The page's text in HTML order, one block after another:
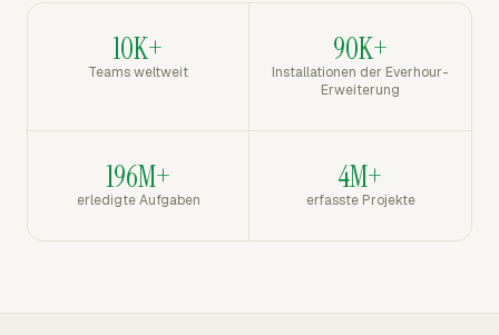
10K+
Teams weltweit
90K+
Installationen der Everhour-
Erweiterung
196M+
erledigte Aufgaben
4M+
erfasste Projekte